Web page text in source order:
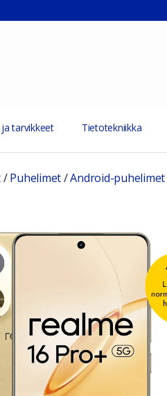
tarvikkeet Tietotekniikka
/Puhelimet/Android-puhelimet